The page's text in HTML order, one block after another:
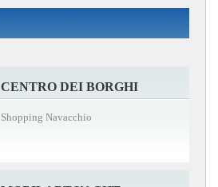
CENTRO DEI BORGHI
Shopping Navacchio